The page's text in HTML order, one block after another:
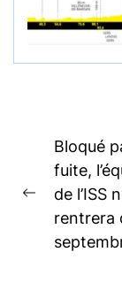
Post
Previous
post:
Bloqué
fuite,
de l’ISS
rentrera